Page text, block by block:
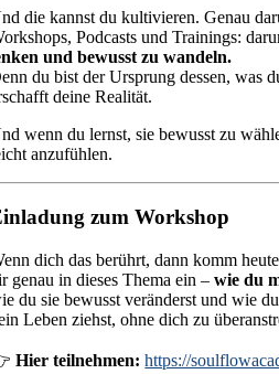
die kannst du kultivieren. Genau
Podcasts und Trainings:
und bewusst zu wandeln.
du bist der Ursprung dessen, was
deine Realität.
wenn du lernst, sie bewusst zu
anzufühlen.
zum Workshop
dich das berührt, dann komm
genau in dieses Thema ein –wie du
du sie bewusst veränderst und wie
Leben ziehst, ohne dich zu
Hier teilnehmen: https://